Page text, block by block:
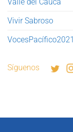
Valle del Cauca
Vivir Sabroso
VocesPacífico2021
Síguenos